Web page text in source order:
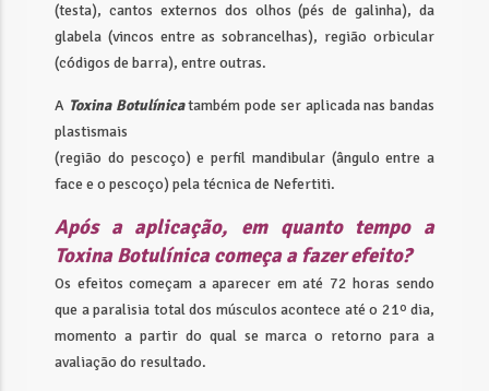
(testa), cantos externos dos olhos (pés de galinha), da
glabela (vincos entre as sobrancelhas), região orbicular
(códigos de barra), entre outras.
A Toxina Botulínicatambém pode ser aplicada nas bandas
plastismais
(região do pescoço) e perfil mandibular (ângulo entre a
face e o pescoço) pela técnica de Nefertiti.
Após a aplicação, em quanto tempo a
Toxina Botulínica começa a fazer efeito?
Os efeitos começam a aparecer em até 72 horas sendo
que a paralisia total dos músculos acontece até o 21º dia,
momento a partir do qual se marca o retorno para a
avaliação do resultado.